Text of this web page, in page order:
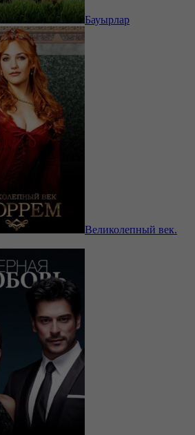
Бауырлар
Великолепный век.